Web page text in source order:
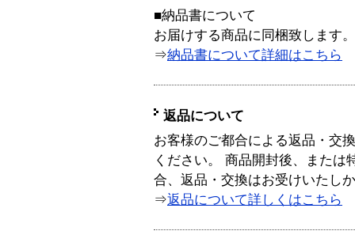
■納品書について
お届けする商品に同梱致します。
⇒納品書について詳細はこちら
返品について
お客様のご都合による返品・交
ください。 商品開封後、または
合、返品・交換はお受けいたし
⇒返品について詳しくはこちら